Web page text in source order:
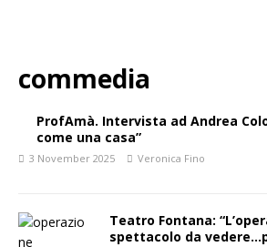
commedia
ProfAmà. Intervista ad Andrea
come una casa”
3 November 2025 Veronica Fino
Teatro Fontana:
spettacolo da